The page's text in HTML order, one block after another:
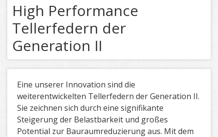
High Performance
Tellerfedern der
Generation II
Eine unserer Innovation sind die
weiterentwickelten Tellerfedern der Generation II.
Sie zeichnen sich durch eine signifikante
Steigerung der Belastbarkeit und großes
Potential zur Bauraumreduzierung aus. Mit dem